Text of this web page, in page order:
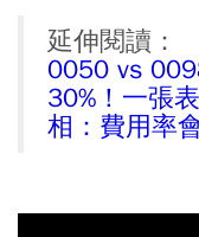
延伸閱讀：
0050 vs
30%！一張
相：費用率